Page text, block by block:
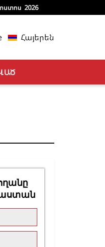
2026
Հայերեն